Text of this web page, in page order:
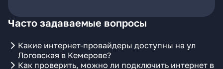
Часто задаваемые вопросы
Какие интернет-провайдеры доступны на ул
Логовская в Кемерове?
Как проверить, можно ли подключить интернет в